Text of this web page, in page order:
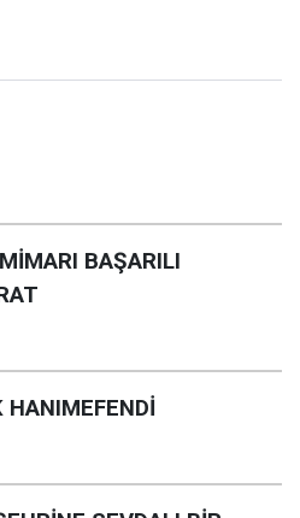
BAŞARILI
HANIMEFENDİ